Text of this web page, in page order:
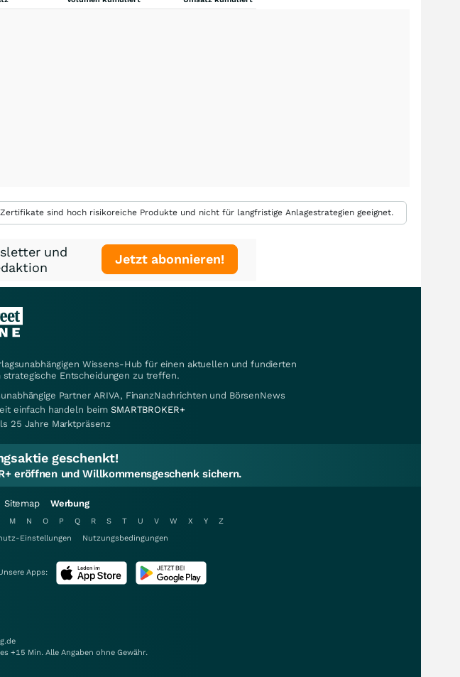
sind hoch risikoreiche Produkte und nicht für langfristige Anlagestrategien geeignet.
und
Jetzt abonnieren!
Wissens-Hub für einen aktuellen und fundierten
Entscheidungen zu treffen.
Partner ARIVA, FinanzNachrichten und BörsenNews
einfach handeln beimSMARTBROKER+
25 Jahre Marktpräsenz
geschenkt!
eröffnen und Willkommensgeschenk sichern.
Sitemap Werbung
M N O P Q R S T U V W X Y
Z
Einstellungen Nutzungsbedingungen
Apps:
+15 Min. Alle Angaben ohne Gewähr.